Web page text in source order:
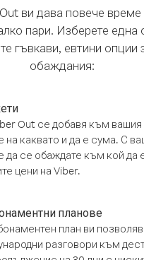
ви дава повече време
пари. Изберете една
гъвкави, евтини опции
обаждания:
Out се добавя към вашия
на каквато и да е сума. С
да се обаждате към кой да
цени на Viber.
планове
план ви
разговори към